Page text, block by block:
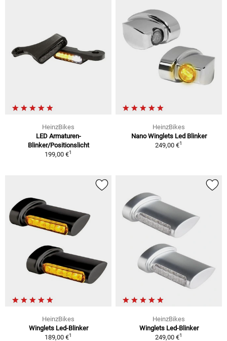
HeinzBikes
LED Armaturen-
Blinker/Positionslicht
199,00 €1
HeinzBikes
Nano Winglets Led Blinker
249,00 €1
HeinzBikes
Winglets Led-Blinker
189,00 €1
HeinzBikes
Winglets Led-Blinker
249,00 €1